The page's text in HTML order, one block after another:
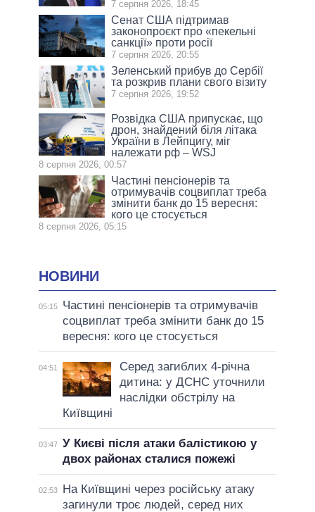
7 серпня 2026, 18:45
Сенат США підтримав
законопроєкт про «пекельні
санкції» проти росії
7 серпня 2026, 20:55
Зеленський прибув до Сербії
та розкрив плани свого візиту
7 серпня 2026, 19:52
Розвідка США припускає, що
дрон, знайдений біля літака
України в Лейпцигу, міг
належати рф – WSJ
8 серпня 2026, 00:57
Частині пенсіонерів та
отримувачів соцвиплат треба
змінити банк до 15 вересня:
кого це стосується
8 серпня 2026, 05:15
НОВИНИ
05:15
Частині пенсіонерів та отримувачів
соцвиплат треба змінити банк до 15
вересня: кого це стосується
04:51
Серед загиблих 4-річна
дитина: у ДСНС уточнили
наслідки обстрілу на
Київщині
03:47 У Києві після атаки балістикою у
двох районах сталися пожежі
02:53
На Київщині через російську атаку
загинули троє людей, серед них